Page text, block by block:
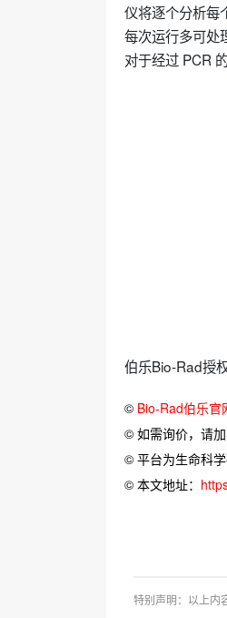
仪将逐个分析每
每次运行多可处
对于经过 PCR
伯乐Bio-Rad授
© Bio-Rad伯乐
© 如需询价，请
© 平台为生命科
© 本文地址：
特别声明：以上内